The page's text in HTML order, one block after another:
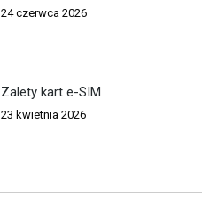
24 czerwca 2026
Zalety kart e-SIM
23 kwietnia 2026